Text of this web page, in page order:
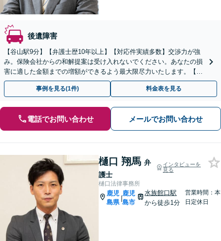
後遺障害
【谷山駅9分】【弁護士歴10年以上】【対応件実績多数】交渉力が強
み。保険会社からの和解提案は受け入れないでください。あなたの損
害に適した金額までの増額ができるよう最大限尽力いたします。【初
回相談無料】【夜間・休日相談可】
事例を見る(1件) 料金表を見る
電話でお問い合わせ メールでお問い合わせ
樋口 翔馬 弁
護士
インタビューを
見る
樋口法律事務所
鹿児
島県
|
鹿児
島市
水族館口駅
から徒歩1分
営業時間：本
日定休日